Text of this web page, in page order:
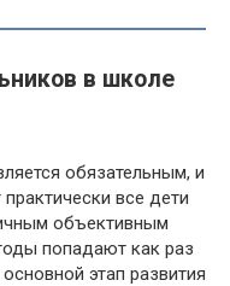
в школе
обязательным, и
все дети
объективным
попадают как раз
этап развития